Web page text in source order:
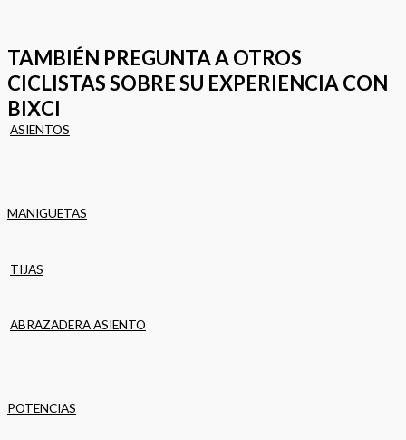
TAMBIÉN PREGUNTA A OTROS
CICLISTAS SOBRE SU EXPERIENCIA CON
BIXCI
ASIENTOS
MANIGUETAS
TIJAS
ABRAZADERA ASIENTO
POTENCIAS